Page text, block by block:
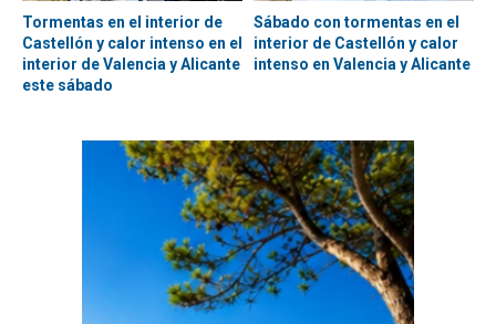
Tormentas en el interior de
Castellón y calor intenso en el
interior de Valencia y Alicante
este sábado
Sábado con tormentas en el
interior de Castellón y calor
intenso en Valencia y Alicante